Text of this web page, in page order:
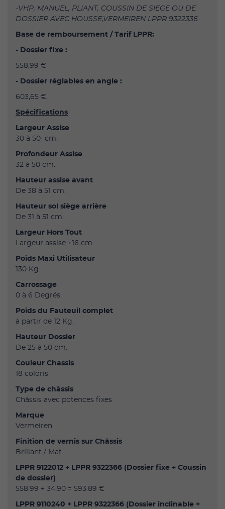
-VHP, MANUEL, PLIANT, COUSSIN DE SIEGE OU DE
DOSSIER AVEC HOUSSE,VERMEIREN LPPR 9322336
Base de remboursement / Tarif LPPR:
- Dossier fixe :
558,99 €
- Dossier réglables en angle :
603,65 €.
Spécifications
Largeur Assise
30 à 50 cm.
Profondeur Assise
32 à 50 cm.
Hauteur assise avant
De 38 à 51 cm.
Hauteur sol siège arrière
De 31 à 51 cm.
Largeur Hors Tout
Largeur assise +16 cm.
Poids Maxi Utilisateur
130 Kg.
Carrossage
0 à 6 Degrés
Poids du Fauteuil complet
à partir de 12 Kg.
Hauteur Dossier
De 25 à 50 cm.
Couleur Chassis
18 coloris
Type de châssis
Châssis avec potences fixes
Marque
Vermeiren
Finition de vernis sur Châssis
Brillant / Mat
LPPR 9122012 + LPPR 9322366 (Dossier fixe + Coussin
de dossier)
558.99 + 34.90 = 593.89 €
LPPR 9110240 + LPPR 9322366 (Dossier inclinable +